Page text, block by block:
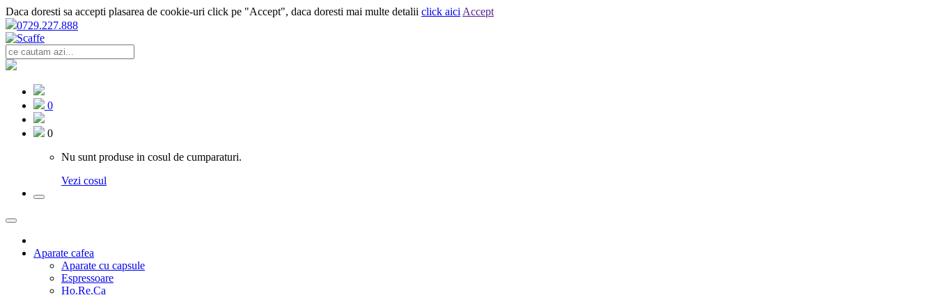
Daca doresti sa accepti plasarea de cookie-uri click pe "Accept", daca doresti mai multe detalii click aici Accept
0729.227.888
0
0
Nu sunt produse in cosul de cumparaturi.
Vezi cosul
Aparate cafea
Aparate cu capsule
Espressoare
Ho.Re.Ca